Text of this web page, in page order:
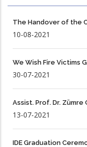
The Handover of the
10-08-2021
We Wish Fire Victims
30-07-2021
Assist. Prof. Dr. Zümre
13-07-2021
IDE Graduation